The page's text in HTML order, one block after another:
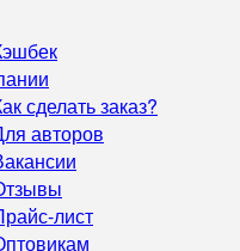
сделать заказ?
авторов
лист